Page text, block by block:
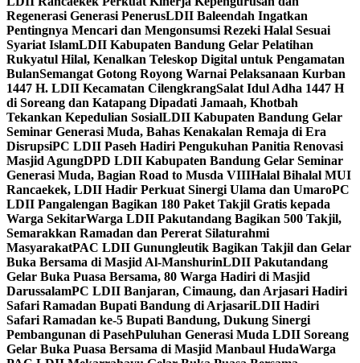
Regenerasi Generasi PenerusLDII Baleendah Ingatkan
Pentingnya Mencari dan Mengonsumsi Rezeki Halal Sesuai
Syariat IslamLDII Kabupaten Bandung Gelar Pelatihan
Rukyatul Hilal, Kenalkan Teleskop Digital untuk Pengamatan
BulanSemangat Gotong Royong Warnai Pelaksanaan Kurban
1447 H. LDII Kecamatan CilengkrangSalat Idul Adha 1447 H
di Soreang dan Katapang Dipadati Jamaah, Khotbah
Tekankan Kepedulian SosialLDII Kabupaten Bandung Gelar
Seminar Generasi Muda, Bahas Kenakalan Remaja di Era
DisrupsiPC LDII Paseh Hadiri Pengukuhan Panitia Renovasi
Masjid AgungDPD LDII Kabupaten Bandung Gelar Seminar
Generasi Muda, Bagian Road to Musda VIIIHalal Bihalal MUI
Rancaekek, LDII Hadir Perkuat Sinergi Ulama dan UmaroPC
LDII Pangalengan Bagikan 180 Paket Takjil Gratis kepada
Warga SekitarWarga LDII Pakutandang Bagikan 500 Takjil,
Semarakkan Ramadan dan Pererat Silaturahmi
MasyarakatPAC LDII Gunungleutik Bagikan Takjil dan Gelar
Buka Bersama di Masjid Al-ManshurinLDII Pakutandang
Gelar Buka Puasa Bersama, 80 Warga Hadiri di Masjid
DarussalamPC LDII Banjaran, Cimaung, dan Arjasari Hadiri
Safari Ramadan Bupati Bandung di ArjasariLDII Hadiri
Safari Ramadan ke-5 Bupati Bandung, Dukung Sinergi
Pembangunan di PasehPuluhan Generasi Muda LDII Soreang
Gelar Buka Puasa Bersama di Masjid Manbaul HudaWarga